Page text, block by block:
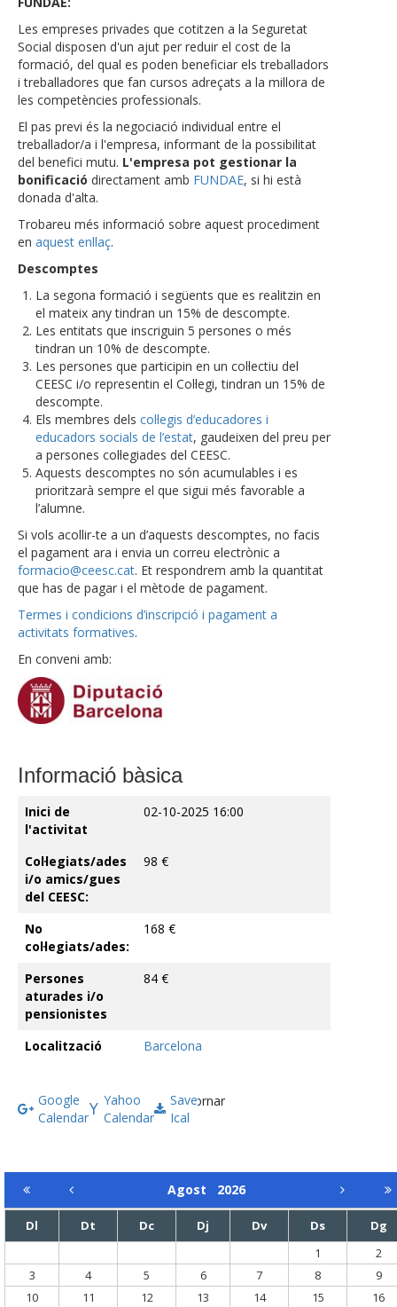
Les empreses privades que cotitzen a la Seguretat
Social disposen d'un ajut per reduir el cost de la
formació, del qual es poden beneficiar els treballadors
i treballadores que fan cursos adreçats a la millora de
les competències professionals.
El pas previ és la negociació individual entre el
treballador/a i l'empresa, informant de la possibilitat
del benefici mutu. L'empresa pot gestionar la
bonificació directament amb FUNDAE, si hi està
donada d'alta.
Trobareu més informació sobre aquest procediment
en aquest enllaç.
Descomptes
La segona formació i següents que es realitzin en
el mateix any tindran un 15% de descompte.
Les entitats que inscriguin 5 persones o més
tindran un 10% de descompte.
Les persones que participin en un col·lectiu del
CEESC i/o representin el Col·legi, tindran un 15% de
descompte.
Els membres dels col·legis d’educadores i
educadors socials de l’estat, gaudeixen del preu per
a persones col·legiades del CEESC.
Aquests descomptes no són acumulables i es
prioritzarà sempre el que sigui més favorable a
l’alumne.
Si vols acollir-te a un d’aquests descomptes, no facis
el pagament ara i envia un correu electrònic a
formacio@ceesc.cat. Et respondrem amb la quantitat
que has de pagar i el mètode de pagament.
Termes i condicions d’inscripció i pagament a
activitats formatives.
En conveni amb:
Informació bàsica
Inici de
l'activitat
02-10-2025 16:00
Col·legiats/ades
i/o amics/gues
del CEESC:
98 €
No
col·legiats/ades:
168 €
Persones
aturades i/o
pensionistes
84 €
Localització Barcelona
Google
Calendar
Yahoo
Calendar
Save
Ical
Tornar
Agost 2026
Dl Dt Dc Dj Dv Ds
Dg
1
2
3
4 5 6 7 8
9
10
11 12 13 14 15
16